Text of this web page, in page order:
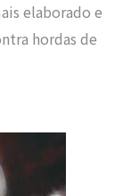
elaborado e
hordas de